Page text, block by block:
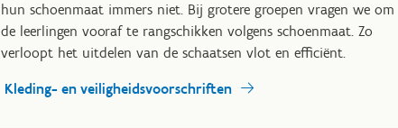
hun schoenmaat immers niet. Bij grotere groepen vragen we om
de leerlingen vooraf te rangschikken volgens schoenmaat. Zo
verloopt het uitdelen van de schaatsen vlot en efficiënt.
Kleding- en veiligheidsvoorschriften